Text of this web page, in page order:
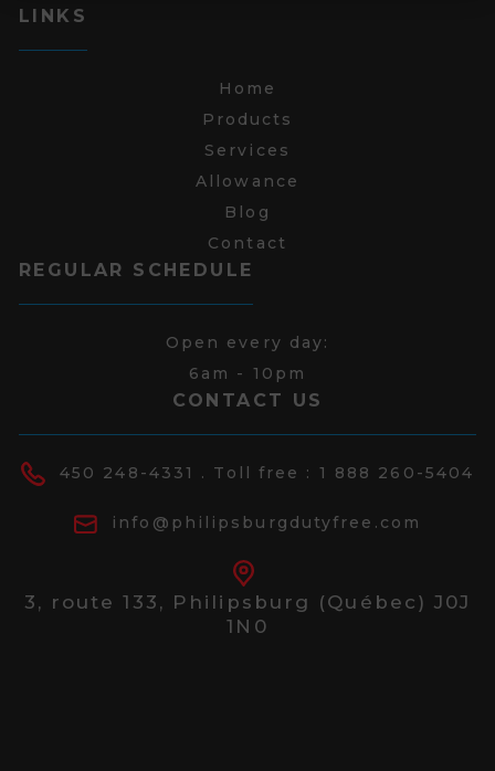
LINKS
Home
Products
Services
Allowance
Blog
Contact
REGULAR SCHEDULE
Open every day:
6am - 10pm
CONTACT US
450 248-4331 . Toll free : 1 888 260-5404
info@philipsburgdutyfree.com
3, route 133, Philipsburg (Québec) J0J
1N0